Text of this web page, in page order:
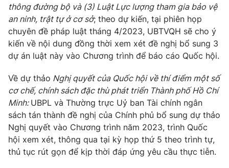
THỜI BÁO VTV
Theo dõi báo trên
Cơ quan chủ quản:Đài Truyền hình Việt Nam
Cơ quan báo chí:
Thời báo VTV
Giấy phép hoạt động báo in và báo điện tử số 483/GP-BTTTT
cấp ngày 29/12/2023
thông đường bộ và (3) Luật Lực lượng tham gia bảo vệ
an ninh, trật tự ở cơ sở; theo dự kiến, tại phiên họp
chuyên đề pháp luật tháng 4/2023, UBTVQH sẽ cho ý
kiến về nội dung đồng thời xem xét đề nghị bổ sung 3
dự án luật này vào Chương trình để báo cáo Quốc hội.
Về dự thảo Nghị quyết của Quốc hội về thí điểm một số
cơ chế, chính sách đặc thù phát triển Thành phố Hồ Chí
Minh: UBPL và Thường trực Uỷ ban Tài chính ngân
sách tán thành đề nghị của Chính phủ bổ sung dự thảo
Nghị quyết vào Chương trình năm 2023, trình Quốc
hội xem xét, thông qua tại kỳ họp thứ 5 theo trình tự,
thủ tục rút gọn để kịp thời đáp ứng yêu cầu thực tiễn.